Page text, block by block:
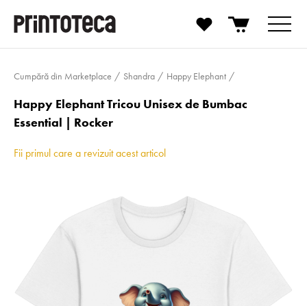
Cumpără din Marketplace Shandra Happy Elephant
Happy Elephant Tricou Unisex de Bumbac
Essential | Rocker
Fii primul care a revizuit acest articol